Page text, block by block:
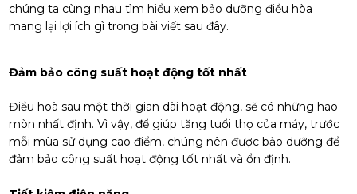
chúng ta cùng nhau tìm hiểu xem bảo dưỡng điều hòa
mang lại lợi ích gì trong bài viết sau đây.
Đảm bảo công suất hoạt động tốt nhất
Điều hoà sau một thời gian dài hoạt động, sẽ có những hao
mòn nhất định. Vì vậy, để giúp tăng tuổi thọ của máy, trước
mỗi mùa sử dụng cao điểm, chúng nên được bảo dưỡng để
đảm bảo công suất hoạt động tốt nhất và ổn định.